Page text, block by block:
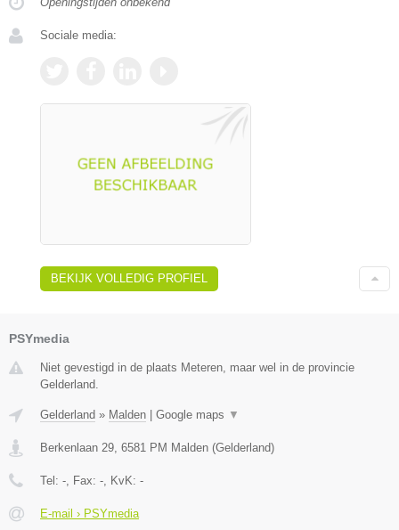
Sociale media:
BEKIJK VOLLEDIG PROFIEL
PSYmedia
Niet gevestigd in de plaats Meteren, maar wel in de provincie
Gelderland.
Gelderland » Malden Google maps ▼
Berkenlaan 29 6581 PM Malden (Gelderland)
Tel: - , Fax: - , KvK: -
E-mail › PSYmedia